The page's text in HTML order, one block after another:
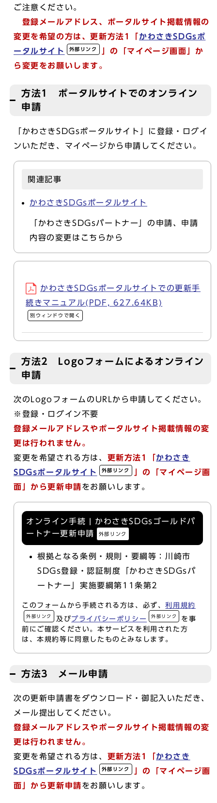
ご注意ください。
登録メールアドレス、ポータルサイト掲載情報の
変更を希望の方は、更新方法1「 かわさきSDGsポ
ータルサイト
外部リンク
」の「マイページ画面」か
ら変更をお願いします。
方法1 ポータルサイトでのオンライン
申請
「かわさきSDGsポータルサイト」に登録・ログイ
ンいただき、マイページから申請してください。
関連記事
かわさきSDGsポータルサイト
「かわさきSDGsパートナー」の申請、申請
内容の変更はこちらから
かわさきSDGsポータルサイトでの更新手
続きマニュアル(PDF, 627.64KB)
別ウィンドウで開く
方法2 Logoフォームによるオンライン
申請
次のLogoフォームのURLから申請してください。
※登録・ログイン不要
登録メールアドレスや ポータルサイト掲載情報の変
更は行われません。
変更を希望される方は、 更新方法1
かわさき
SDGsポータルサイト
外部リンク
の「マイページ画
面」から更新申請をお願いします。
オンライン手続 | かわさきSDGsゴールドパ
ートナー更新申請
外部リンク
根拠となる条例・規則・要綱等：川崎市
SDGs登録・認証制度「かわさきSDGsパ
ートナー」実施要綱第11条第2
このフォームから手続される方は、必ず、利用規約
外部リンク 及びプライバシーポリシー 外部リンク
を事
前にご確認ください。本サービスを利用された方
は、本規約等に同意したものとみなします。
方法3 メール申請
次の更新申請書をダウンロード・御記入いただき、
メール提出してください。
登録メールアドレスや ポータルサイト掲載情報の変
更は行われません。
変更を希望される方は、 更新方法1
かわさき
SDGsポータルサイト
外部リンク
の「マイページ画
面」から更新申請をお願いします。